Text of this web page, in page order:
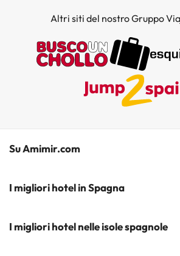
Altri siti del nostro Gruppo
Su Amimir.com
Il Nostro Team
Iscrivetevi alla nostra newsletter
I migliori hotel in Spagna
Hotel a Salou
I migliori hotel nelle isole spagnole